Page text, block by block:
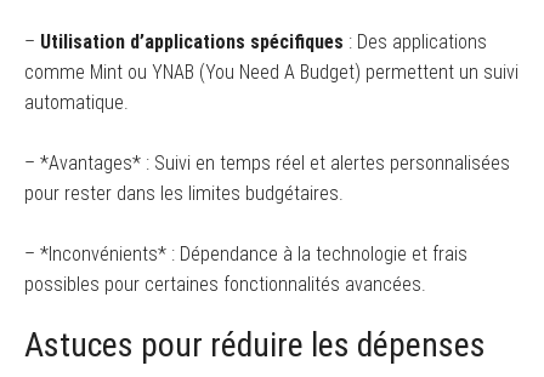
– Utilisation d’applications spécifiques : Des applications
comme Mint ou YNAB (You Need A Budget) permettent un suivi
automatique.
– *Avantages* : Suivi en temps réel et alertes personnalisées
pour rester dans les limites budgétaires.
– *Inconvénients* : Dépendance à la technologie et frais
possibles pour certaines fonctionnalités avancées.
Astuces pour réduire les dépenses